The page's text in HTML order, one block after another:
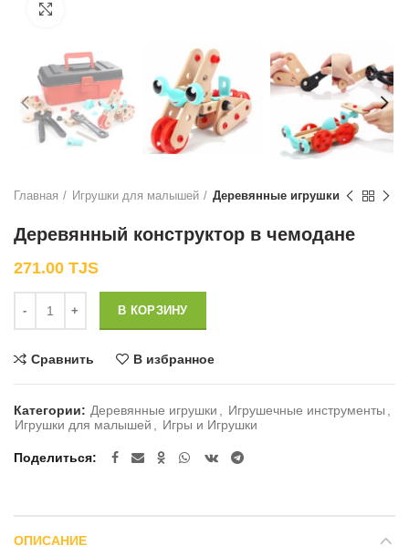
Главная Игрушки для малышей Деревянные игрушки
Деревянный конструктор в чемодане
271.00 TJS
В КОРЗИНУ
Сравнить В избранное
Категории: Деревянные игрушки , Игрушечные инструменты ,
Игрушки для малышей , Игры и Игрушки
Поделиться
ОПИСАНИЕ